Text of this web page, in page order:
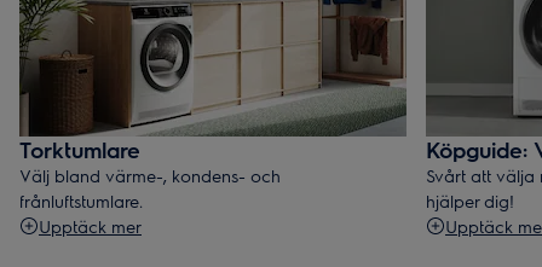
Torktumlare
Välj bland värme-, kondens- och
frånluftstumlare.
Upptäck mer
Köpguide:
Svårt att välja
hjälper dig!
Upptäck